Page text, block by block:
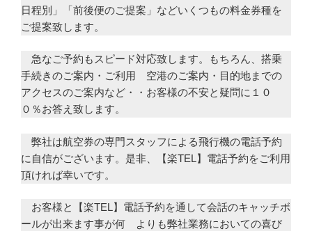
日程別」「前後便のご提案」などいくつもの料金券種を
ご提案致します。
急なご予約もスピード対応致します。もちろん、搭乗
手続きのご案内・ご利用 空港のご案内・目的地までの
アクセスのご案内など・・お客様の不安と疑問に１０
０％お答え致します。
弊社は航空券の専門スタッフによる飛行機の電話予約
に自信がございます。是非、【楽TEL】電話予約をご利用
頂ければ幸いです。
お客様と【楽TEL】電話予約を通して会話のキャッチボ
ールが出来ます事が何 よりも弊社業務においての喜び